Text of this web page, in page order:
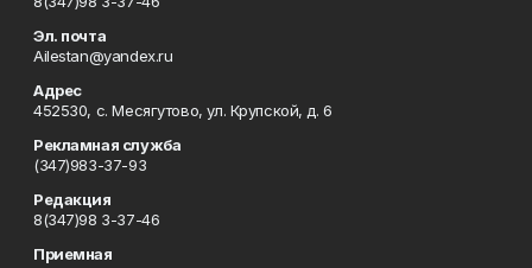
Эл. почта
Ailestan@yandex.ru
Адрес
452530, с. Месягутово, ул. Крупской, д. 6
Рекламная служба
(347)983-37-93
Редакция
8(347)98 3-37-46
Приемная